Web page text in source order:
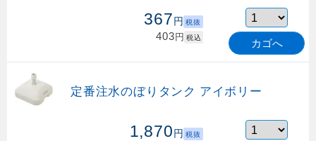
367円 税抜
403円 税込 カゴへ
定番注水のぼりタンク アイボリー
1,870円 税抜